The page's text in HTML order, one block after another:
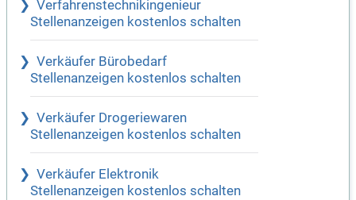
Verfahrenstechnikingenieur
Stellenanzeigen kostenlos schalten
Verkäufer Bürobedarf
Stellenanzeigen kostenlos schalten
Verkäufer Drogeriewaren
Stellenanzeigen kostenlos schalten
Verkäufer Elektronik
Stellenanzeigen kostenlos schalten